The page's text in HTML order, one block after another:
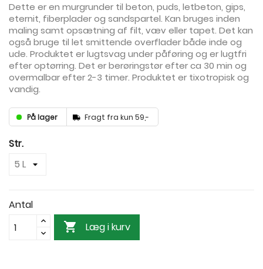
Dette er en murgrunder til beton, puds, letbeton, gips,
eternit, fiberplader og sandspartel. Kan bruges inden
maling samt opsætning af filt, væv eller tapet. Det kan
også bruge til let smittende overflader både inde og
ude. Produktet er lugtsvag under påføring og er lugtfri
efter optørring. Det er berøringstør efter ca 30 min og
overmalbar efter 2-3 timer. Produktet er tixotropisk og
vandig.
På lager Fragt fra kun 59,-
Str.
Antal
 Læg i kurv